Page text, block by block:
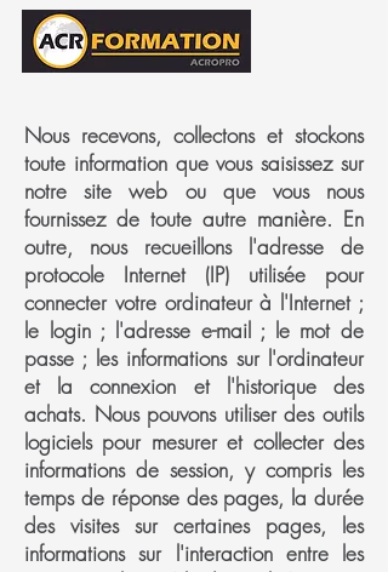
Nous recevons, collectons et stockons
toute information que vous saisissez sur
notre site web ou que vous nous
fournissez de toute autre manière. En
outre, nous recueillons l'adresse de
protocole Internet (IP) utilisée pour
connecter votre ordinateur à l'Internet ;
le login ; l'adresse e-mail ; le mot de
passe ; les informations sur l'ordinateur
et la connexion et l'historique des
achats. Nous pouvons utiliser des outils
logiciels pour mesurer et collecter des
informations de session, y compris les
temps de réponse des pages, la durée
des visites sur certaines pages, les
informations sur l'interaction entre les